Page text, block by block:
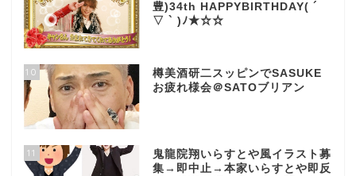
豊)34th HAPPYBIRTHDAY( ´
▽ ` )ﾉ★☆☆
10
樽美酒研二スッピンでSASUKE
お疲れ様会＠SATOブリアン
11
鬼龍院翔いらすとや風イラスト募
集→即中止→本家いらすとや即反